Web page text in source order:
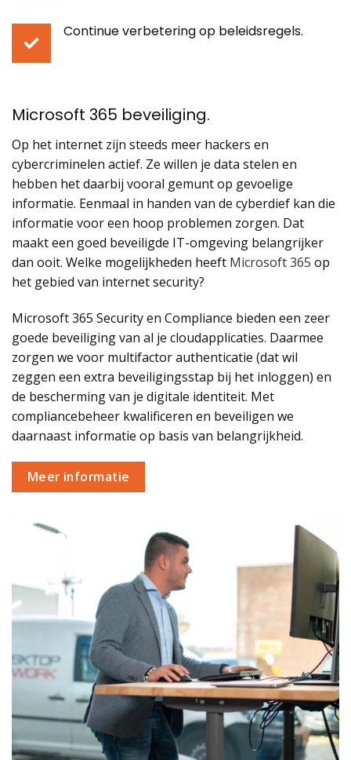
Continue verbetering op beleidsregels.
Microsoft 365 beveiliging.
Op het internet zijn steeds meer hackers en
cybercriminelen actief. Ze willen je data stelen en
hebben het daarbij vooral gemunt op gevoelige
informatie. Eenmaal in handen van de cyberdief kan die
informatie voor een hoop problemen zorgen. Dat
maakt een goed beveiligde IT-omgeving belangrijker
dan ooit. Welke mogelijkheden heeft Microsoft 365 op
het gebied van internet security?
Microsoft 365 Security en Compliance bieden een zeer
goede beveiliging van al je cloudapplicaties. Daarmee
zorgen we voor multifactor authenticatie (dat wil
zeggen een extra beveiligingsstap bij het inloggen) en
de bescherming van je digitale identiteit. Met
compliancebeheer kwalificeren en beveiligen we
daarnaast informatie op basis van belangrijkheid.
Meer informatie